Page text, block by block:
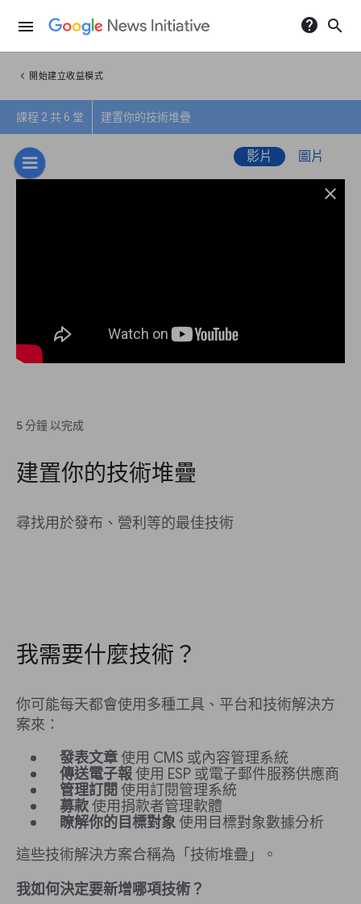
menu help search
chevron_left 開始建立收益模式
課程 2 共 6 堂 建置你的技術堆疊
影片 圖片
close
5 分鐘 以完成
建置你的技術堆疊
尋找用於發布、營利等的最佳技術
我需要什麼技術？
你可能每天都會使用多種工具、平台和技術解決方
案來：
發表文章使用 CMS 或內容管理系統
傳送電子報使用 ESP 或電子郵件服務供應商
管理訂閱使用訂閱管理系統
募款使用捐款者管理軟體
瞭解你的目標對象使用目標對象數據分析
這些技術解決方案合稱為「技術堆疊」。
我如何決定要新增哪項技術？